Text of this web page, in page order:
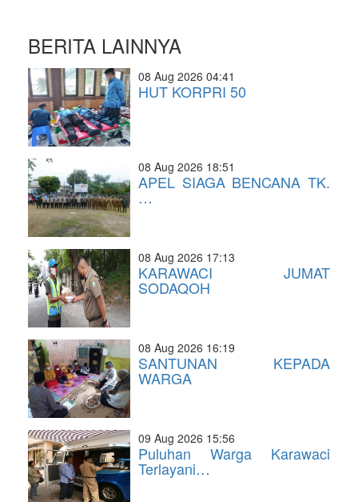
BERITA LAINNYA
08 Aug 2026 04:41
HUT KORPRI 50
08 Aug 2026 18:51
APEL SIAGA BENCANA TK.
…
08 Aug 2026 17:13
KARAWACI JUMAT
SODAQOH
08 Aug 2026 16:19
SANTUNAN KEPADA
WARGA
09 Aug 2026 15:56
Puluhan Warga Karawaci
Terlayani…